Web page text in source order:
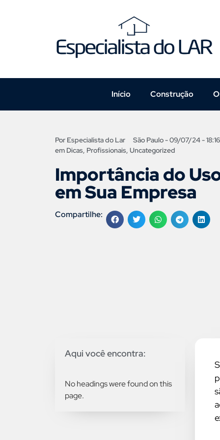
Início Construção
Por Especialista do Lar São Paulo -09/07/24 - 18:16
em Dicas, Profissionais, Uncategorized
Importância do
em Sua Empresa
Compartilhe:
Aqui você encontra:
No headings were found on this
page.